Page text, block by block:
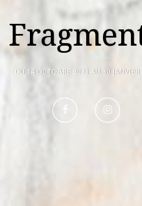
DU 14 OCTOBRE 2021 AU 30
Aller